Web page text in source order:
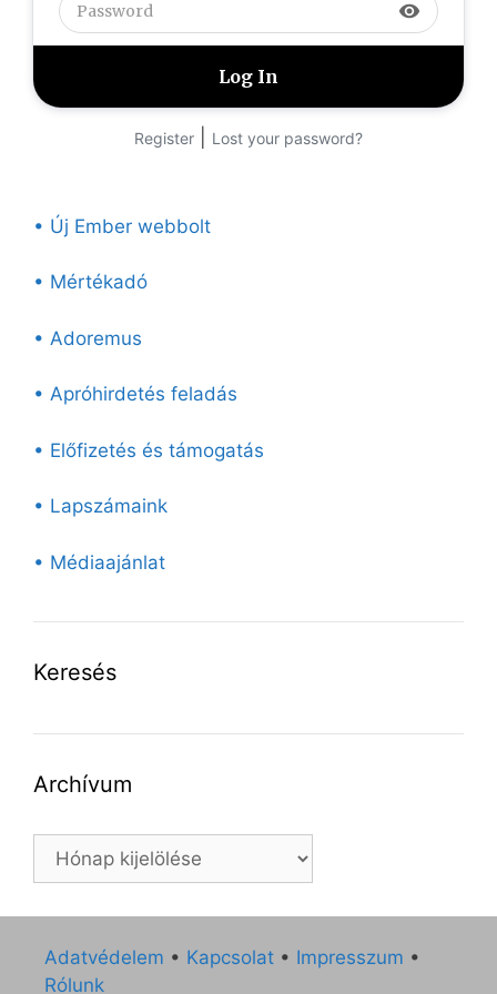
visibility
Register Lost your password?
• Új Ember webbolt
• Mértékadó
• Adoremus
• Apróhirdetés feladás
• Előfizetés és támogatás
• Lapszámaink
• Médiaajánlat
Keresés
Archívum
Archívum
Adatvédelem • Kapcsolat • Impresszum •
Rólunk